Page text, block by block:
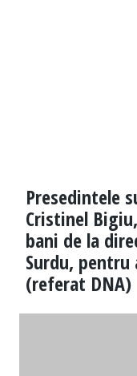
Presedintele
Cristinel
bani de la
Surdu,
(referat DNA)